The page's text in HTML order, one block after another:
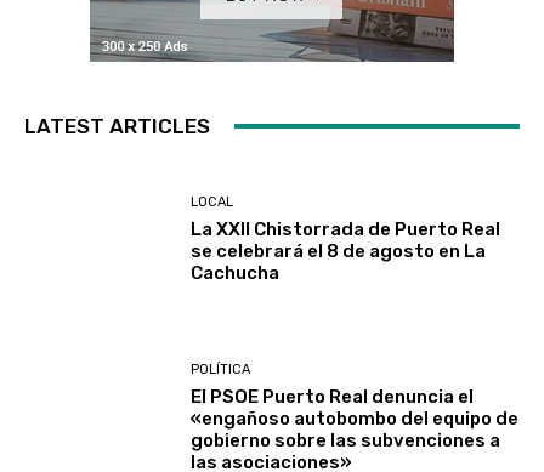
LATEST ARTICLES
LOCAL
La XXII Chistorrada de Puerto Real
se celebrará el 8 de agosto en La
Cachucha
POLÍTICA
El PSOE Puerto Real denuncia el
«engañoso autobombo del equipo de
gobierno sobre las subvenciones a
las asociaciones»